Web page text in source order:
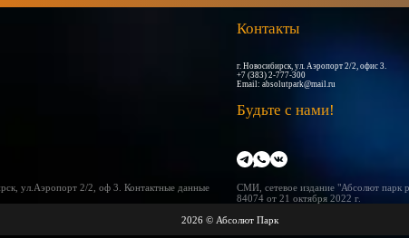
Контакты
г. Новосибирск, ул. Аэропорт 2/2, офис 3.
+7 (383) 2-777-300
Email: absolutpark@mail.ru
Будьте с нами!
ул.Аэропорт 2/2, оф 3. Контактные данные
СМИ, сетевое издание "Абсолют парк
84074 от 21 октября 2022 г.
2026 © Абсолют Парк